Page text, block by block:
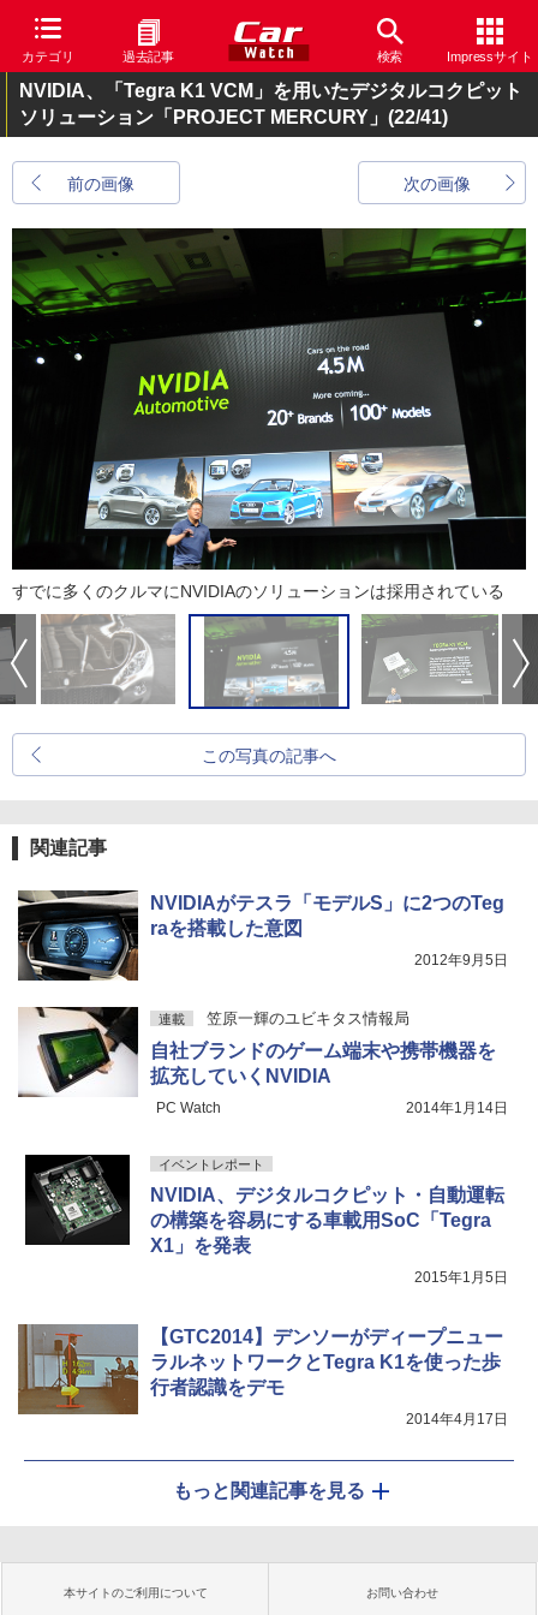
カテゴリ 過去記事 検索 Impressサイト
NVIDIA、「Tegra K1 VCM」を用いたデジタルコクピット
ソリューション「PROJECT MERCURY」 (22/41)
前の画像 次の画像
すでに多くのクルマにNVIDIAのソリューションは採用されている
この写真の記事へ
関連記事
NVIDIAがテスラ「モデルS」に2つのTeg
raを搭載した意図
2012年9月5日
連載 笠原一輝のユビキタス情報局
自社ブランドのゲーム端末や携帯機器を
拡充していくNVIDIA
PC Watch 2014年1月14日
イベントレポート
NVIDIA、デジタルコクピット・自動運転
の構築を容易にする車載用SoC「Tegra
X1」を発表
2015年1月5日
【GTC2014】デンソーがディープニュー
ラルネットワークとTegra K1を使った歩
行者認識をデモ
2014年4月17日
もっと関連記事を見る
本サイトのご利用について お問い合わせ